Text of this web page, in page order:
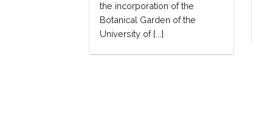
the incorporation of the
Botanical Garden of the
University of [...]